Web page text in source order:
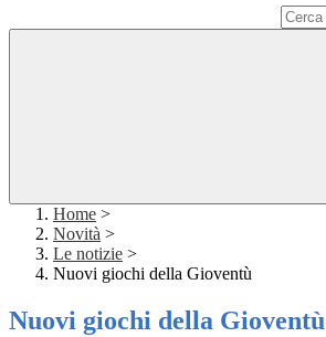
Home >
Novità >
Le notizie >
Nuovi giochi della Gioventù
Nuovi giochi della Gioventù